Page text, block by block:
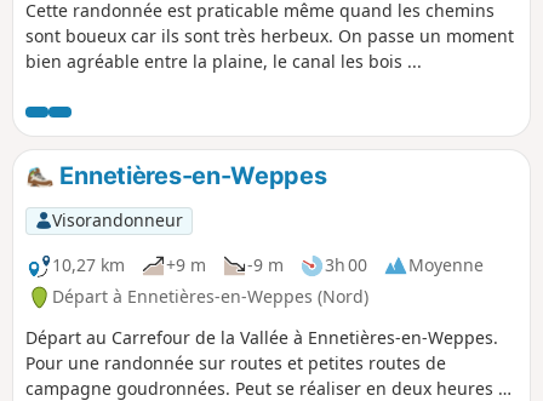
Cette randonnée est praticable même quand les chemins
sont boueux car ils sont très herbeux. On passe un moment
bien agréable entre la plaine, le canal les bois ...
Ennetières-en-Weppes
Visorandonneur
10,27 km
+9 m -9 m 3h 00
Moyenne
Départ à Ennetières-en-Weppes (Nord)
Départ au Carrefour de la Vallée à Ennetières-en-Weppes.
Pour une randonnée sur routes et petites routes de
campagne goudronnées. Peut se réaliser en deux heures si